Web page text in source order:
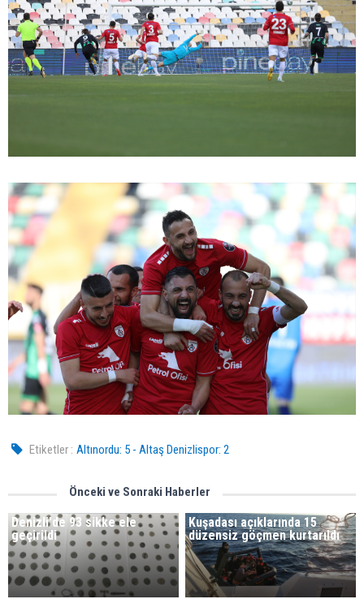
Etiketler : Altınordu: 5 - Altaş Denizlispor: 2
Önceki ve Sonraki Haberler
Denizli'de 93 sikke ele
geçirildi
Kuşadası açıklarında 15
düzensiz göçmen kurtarıldı​​​​​